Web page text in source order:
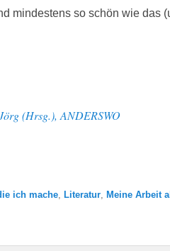
mindestens so schön wie das
(Hrsg.), ANDERSWO
ich mache Literatur Meine Arbeit